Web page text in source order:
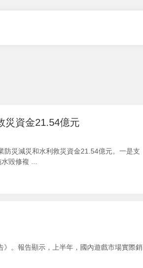
災資金21.54億元
災減災和水利救災資金21.54億元。一是支
毀修複 ...
。報告顯示，上半年，國內遊戲市場實際銷